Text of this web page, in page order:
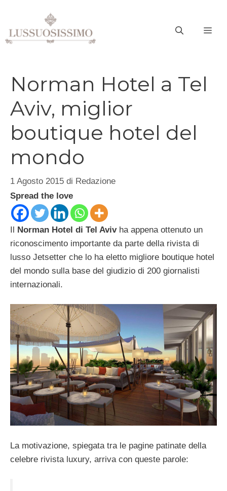
contenuto
Norman Hotel a Tel
Aviv, miglior
boutique hotel del
mondo
1 Agosto 2015 di Redazione
Spread the love
Il Norman Hotel di Tel Avivha appena ottenuto un
riconoscimento importante da parte della rivista di
lusso Jetsetter che lo ha eletto migliore boutique hotel
del mondo sulla base del giudizio di 200 giornalisti
internazionali.
La motivazione, spiegata tra le pagine patinate della
celebre rivista luxury, arriva con queste parole: